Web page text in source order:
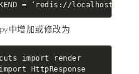
= ‘redis://
中增加或修改为
import render
HttpResponse